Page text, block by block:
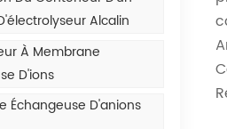
Alcalin
À Membrane
D'ions
Échangeuse D'anions